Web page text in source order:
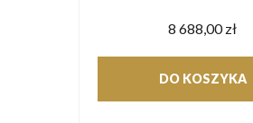
8 688,00 zł
DO KOSZYKA